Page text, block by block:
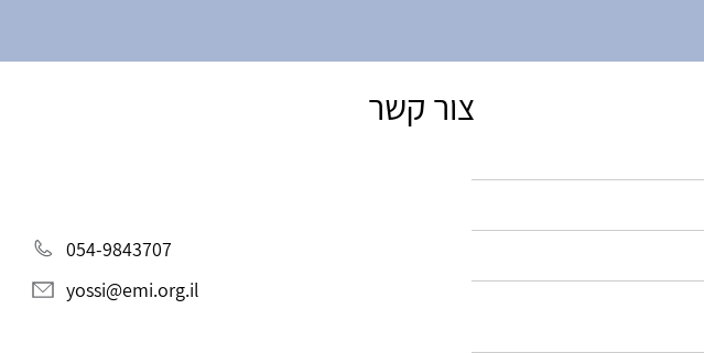
צור קשר
054-9843707
yossi@emi.org.il